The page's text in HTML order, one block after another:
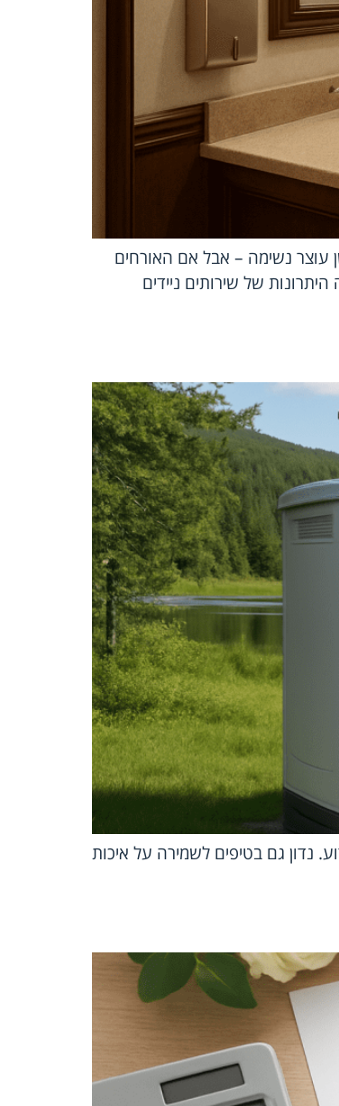
עוצר נשימה – אבל אם האורחים
של שירותים ניידים
נדון גם בטיפים לשמירה על איכות